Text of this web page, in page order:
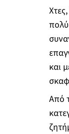
και
Από